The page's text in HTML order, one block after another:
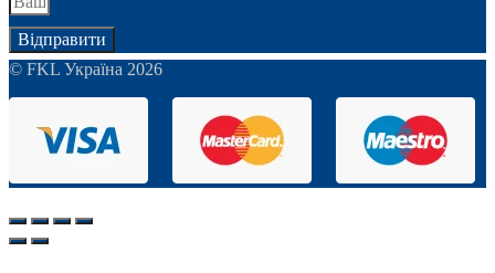
Відправити
© FKL Україна 2026